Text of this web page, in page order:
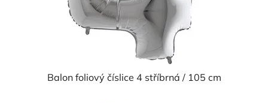
Balon foliový číslice 4 stříbrná / 105 cm